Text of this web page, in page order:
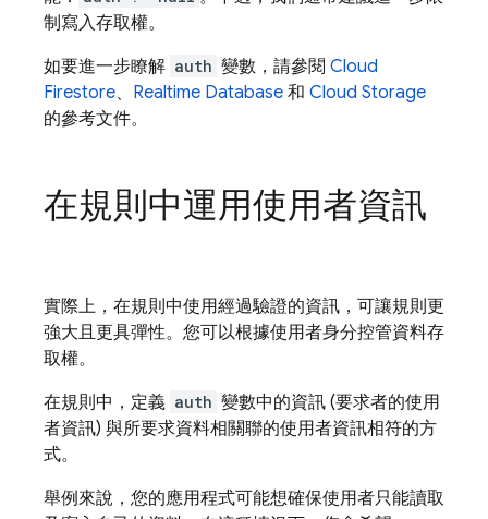
制寫入存取權。
如要進一步瞭解 auth 變數，請參閱 Cloud
Firestore、 Realtime Database 和 Cloud Storage
的參考文件。
在規則中運用使用者資訊
實際上，在規則中使用經過驗證的資訊，可讓規則更
強大且更具彈性。您可以根據使用者身分控管資料存
取權。
在規則中，定義 auth 變數中的資訊 (要求者的使用
者資訊) 與所要求資料相關聯的使用者資訊相符的方
式。
舉例來說，您的應用程式可能想確保使用者只能讀取